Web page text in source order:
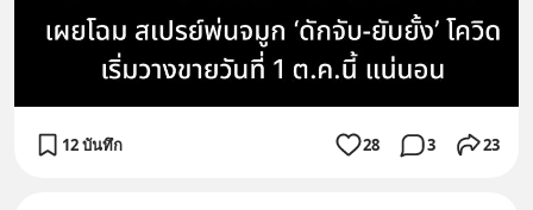
12 บันทึก 28 3 23